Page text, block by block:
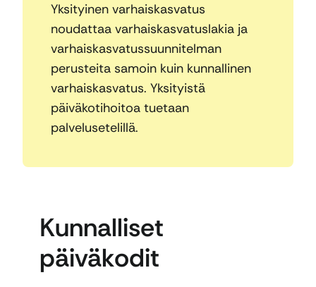
Yksityinen varhaiskasvatus
noudattaa varhaiskasvatuslakia ja
varhaiskasvatussuunnitelman
perusteita samoin kuin kunnallinen
varhaiskasvatus. Yksityistä
päiväkotihoitoa tuetaan
palvelusetelillä.
Kunnalliset
päiväkodit